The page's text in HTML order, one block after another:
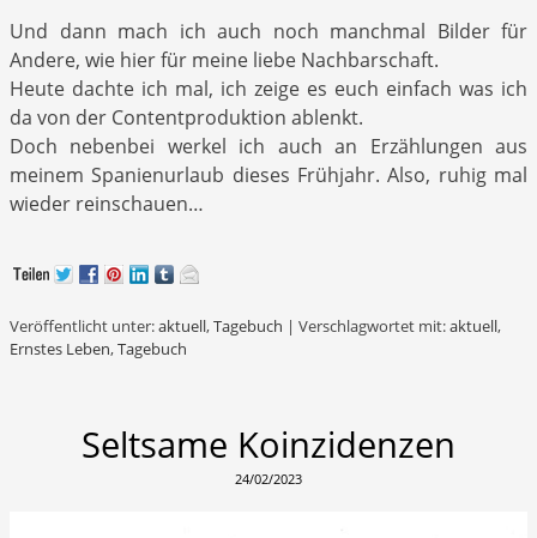
Und dann mach ich auch noch manchmal Bilder für
Andere, wie hier für meine liebe Nachbarschaft.
Heute dachte ich mal, ich zeige es euch einfach was ich
da von der Contentproduktion ablenkt.
Doch nebenbei werkel ich auch an Erzählungen aus
meinem Spanienurlaub dieses Frühjahr. Also, ruhig mal
wieder reinschauen…
Veröffentlicht unter:aktuell,Tagebuch | Verschlagwortet mit:aktuell,
Ernstes Leben,Tagebuch
Seltsame Koinzidenzen
24/02/2023